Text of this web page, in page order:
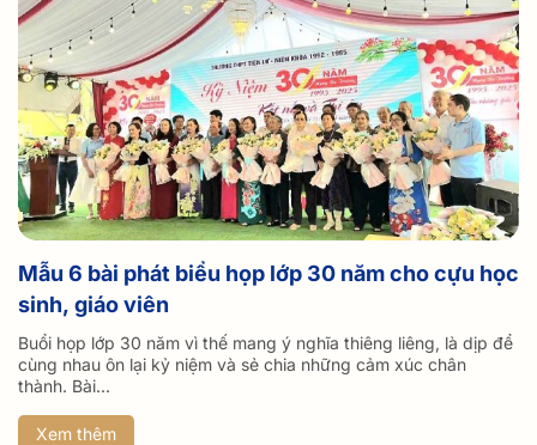
Mẫu 6 bài phát biểu họp lớp 30 năm cho cựu học
sinh, giáo viên
Buổi họp lớp 30 năm vì thế mang ý nghĩa thiêng liêng, là dịp để
cùng nhau ôn lại kỷ niệm và sẻ chia những cảm xúc chân
thành. Bài...
Xem thêm